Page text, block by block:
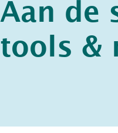
Aan de
tools &